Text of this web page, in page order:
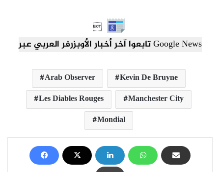

تابعوا آخر أخبار الأوبزرفر العربي عبر Google News
Arab Observer
Kevin De Bruyne
Les Diables Rouges
Manchester City
Mondial